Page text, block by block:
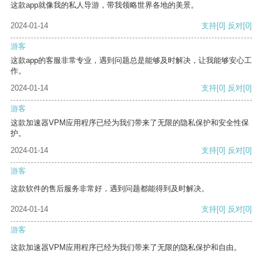
这款app就像我的私人导游，带我领略世界各地的美景。
2024-01-14 支持[0] 反对[0]
游客
这款app的客服非常专业，遇到问题总是能够及时解决，让我能够安心工
作。
2024-01-14
支持[0] 反对[0]
游客
这款加速器VPM应用程序已经为我们带来了无限的隐私保护和安全性保
护。
2024-01-14
支持[0] 反对[0]
游客
这款软件的售后服务非常好，遇到问题都能得到及时解决。
2024-01-14 支持[0] 反对[0]
游客
这款加速器VPM应用程序已经为我们带来了无限的隐私保护和自由。